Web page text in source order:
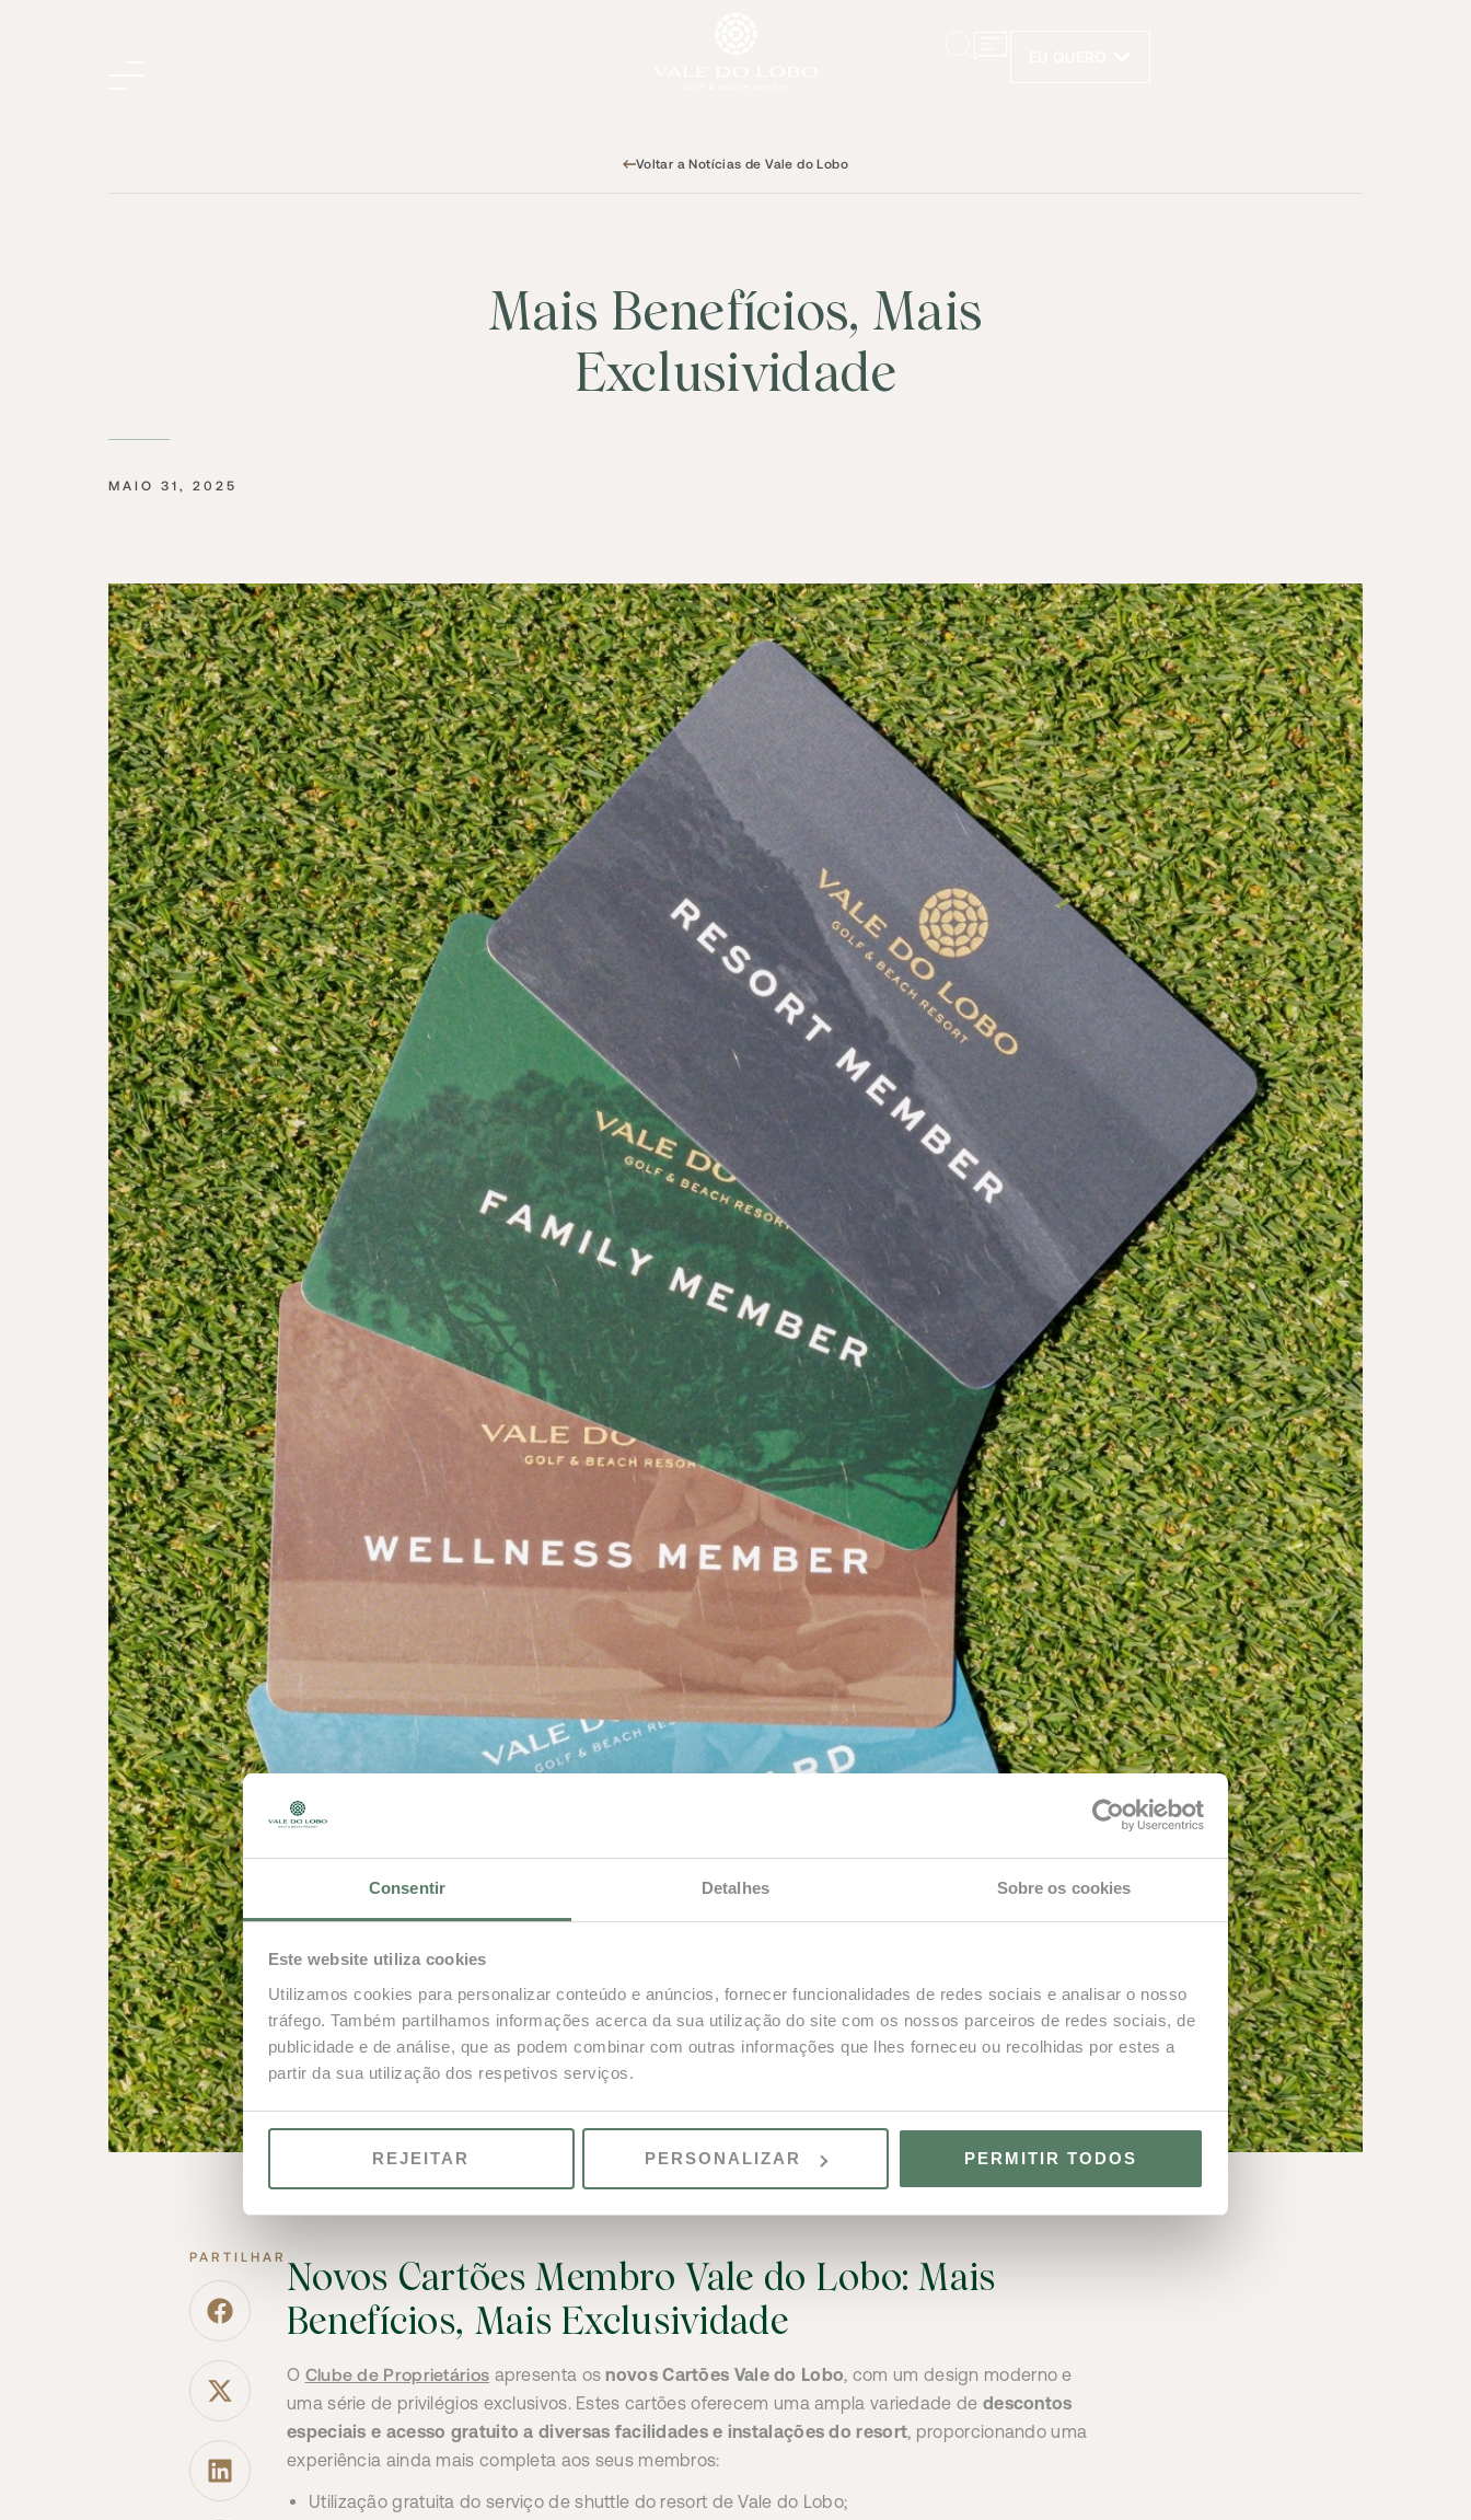
Consentir Detalhes Sobre os cookies
Este website utiliza cookies
Utilizamos cookies para personalizar conteúdo e anúncios, fornecer funcionalidades de redes sociais e analisar o nosso
tráfego. Também partilhamos informações acerca da sua utilização do site com os nossos parceiros de redes sociais, de
publicidade e de análise, que as podem combinar com outras informações que lhes forneceu ou recolhidas por estes a
partir da sua utilização dos respetivos serviços.
REJEITAR PERSONALIZAR PERMITIR TODOS
Voltar a Notícias de Vale do Lobo
Mais Benefícios, Mais
Exclusividade
MAIO 31, 2025
PARTILHAR Novos Cartões Membro Vale do Lobo: Mais
Benefícios, Mais Exclusividade
O Clube de Proprietários apresenta os novos Cartões Vale do Lobo , com um design moderno e
uma série de privilégios exclusivos. Estes cartões oferecem uma ampla variedade de descontos
especiais e acesso gratuito a diversas facilidades e instalações do resort , proporcionando uma
experiência ainda mais completa aos seus membros:
Utilização gratuita do serviço de shuttle do resort de Vale do Lobo;